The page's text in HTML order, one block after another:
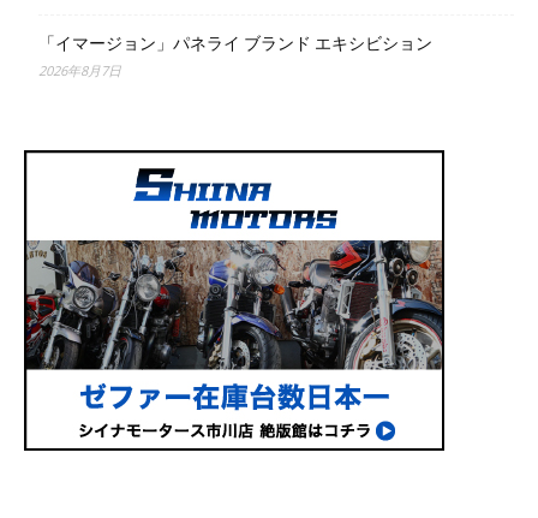
「イマージョン」パネライ ブランド エキシビション
2026年8月7日